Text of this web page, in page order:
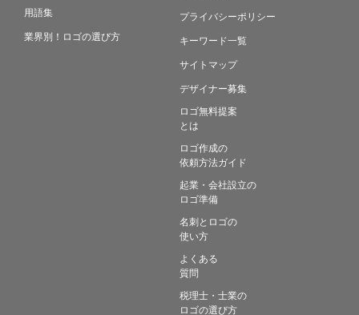
用語集
業界別！ロゴの選び方
プライバシーポリシー
キーワード一覧
サイトマップ
デザイナー募集
ロゴ無料提案
とは
ロゴ作成の
依頼方法ガイド
起業・会社設立の
ロゴ準備
名刺とロゴの
使い方
よくある
質問
税理士・士業の
ロゴの選び方